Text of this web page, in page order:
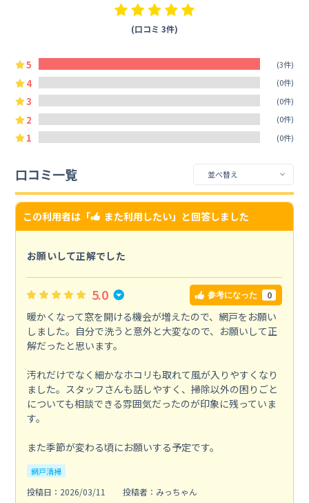
(口コミ 3件)
5 (3件)
4 (0件)
3 (0件)
2 (0件)
1 (0件)
口コミ一覧
この利用者は「 また利用したい」と回答しました
お願いして正解でした
5.0 参考になった 0
暖かくなって窓を開ける機会が増えたので、網戸をお願い
しました。自分で洗うと意外と大変なので、お願いして正
解だったと思います。
汚れだけでなく細かなホコリも取れて風が入りやすくなり
ました。スタッフさんも話しやすく、掃除以外の困りごと
についても相談できる雰囲気だったのが印象に残っていま
す。
また季節が変わる頃にお願いする予定です。
網戸清掃
投稿日：2026/03/11
投稿者：みっちゃん